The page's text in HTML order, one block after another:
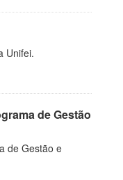
Unifei.
de Gestão
de Gestão e